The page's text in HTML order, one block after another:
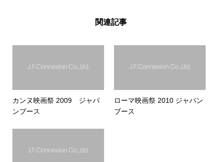
関連記事
カンヌ映画祭 2009 ジャパ
ンブース
ローマ映画祭 2010 ジャパン
ブース